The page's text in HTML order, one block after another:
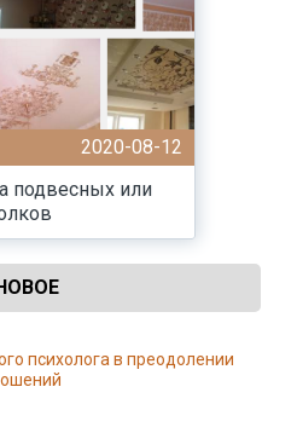
2020-08-12
подвесных или
психолога в преодолении